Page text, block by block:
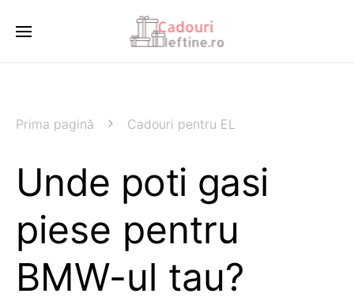
Prima pagină Cadouri pentru EL
Unde poti gasi
piese pentru
BMW-ul tau?